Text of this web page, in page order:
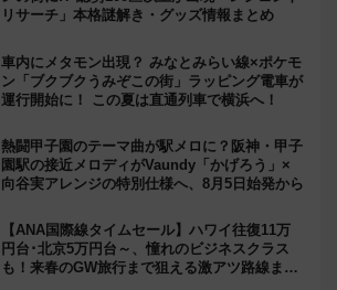
リサーチ」本格謎解き・グッズ情報まとめ
車内にメタモン出現？ みなとみらい線×ポケモ
ン「ブクブクうみぞこの街」ラッピング電車が
運行開始に！ この夏は直通列車で横浜へ！
熱闘甲子園のテーマ曲が駅メロに？阪神・甲子
園駅の接近メロディがVaundy「かげろう」×
向谷実アレンジの特別仕様へ、8月5日始発から
【ANA国際線タイムセール】ハワイ往復11万
円台･北京5万円台～、憧れのビジネスクラス
も！来春のGW旅行まで狙える激アツ路線まと